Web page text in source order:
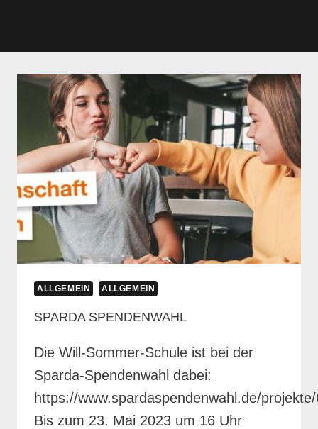
ALLGEMEIN ALLGEMEIN
SPARDA SPENDENWAHL
Die Will-Sommer-Schule ist bei der
Sparda-Spendenwahl dabei:
https://www.spardaspendenwahl.de/
Bis zum 23. Mai 2023 um 16 Uhr